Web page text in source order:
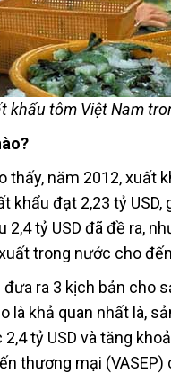
khẩu tôm Việt Nam
thấy, năm 2012,
khẩu đạt 2,23 tỷ
tỷ USD đã đề ra,
trong nước cho
đưa ra 3 kịch bản cho
là khả quan nhất là,
tỷ USD và tăng
thương mại